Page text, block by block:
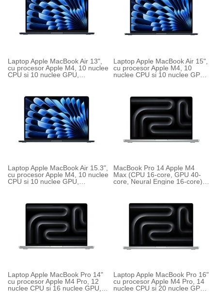
Laptop Apple MacBook Air 13",
cu procesor Apple M4, 10 nuclee
CPU si 10 nuclee GPU,
Laptop Apple MacBook Air 15",
cu procesor Apple M4, 10
nuclee CPU si 10 nuclee GPU,
Laptop Apple MacBook Air 15.3",
cu procesor Apple M4, 10 nuclee
CPU si 10 nuclee GPU,
MacBook Pro 14 Apple M4
Max (CPU 16-core, GPU 40-
core, Neural Engine 16-core),
Laptop Apple MacBook Pro 14"
cu procesor Apple M4 Pro, 12
nuclee CPU si 16 nuclee GPU,
Laptop Apple MacBook Pro 16"
cu procesor Apple M4 Pro, 14
nuclee CPU si 20 nuclee GPU,